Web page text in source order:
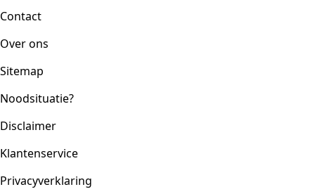
Contact
Over ons
Sitemap
Noodsituatie?
Disclaimer
Klantenservice
Privacyverklaring